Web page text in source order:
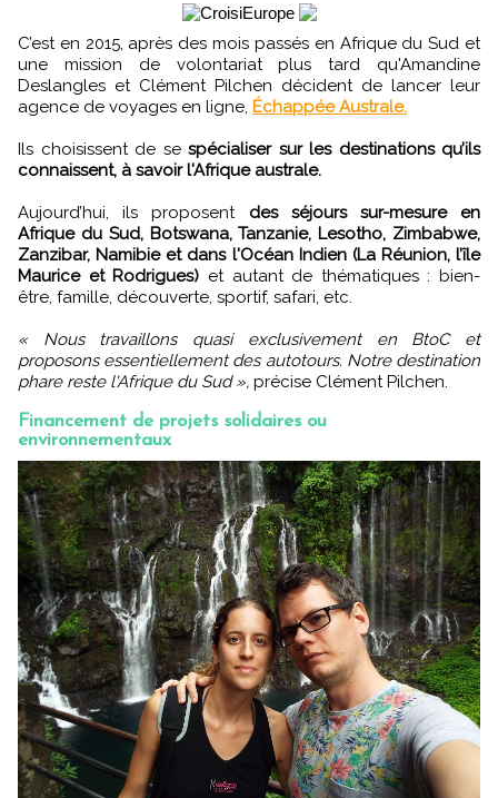
C’est en 2015, après des mois passés en Afrique du Sud et
une mission de volontariat plus tard qu'Amandine
Deslangles et Clément Pilchen décident de lancer leur
agence de voyages en ligne, Échappée Australe.
Ils choisissent de se spécialiser sur les destinations qu’ils
connaissent, à savoir l'Afrique australe.
Aujourd’hui, ils proposent des séjours sur-mesure en
Afrique du Sud, Botswana, Tanzanie, Lesotho, Zimbabwe,
Zanzibar, Namibie et dans l'Océan Indien (La Réunion, l’île
Maurice et Rodrigues) et autant de thématiques : bien-
être, famille, découverte, sportif, safari, etc.
« Nous travaillons quasi exclusivement en BtoC et
proposons essentiellement des autotours. Notre destination
phare reste l'Afrique du Sud », précise Clément Pilchen.
Financement de projets solidaires ou
environnementaux